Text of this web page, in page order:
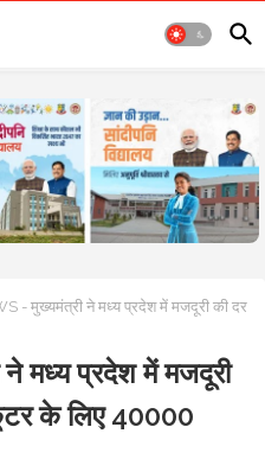
- मुख्यमंत्री ने मध्य प्रदेश में मजदूरी की दर
मध्य प्रदेश में मजदूरी
के लिए 40000